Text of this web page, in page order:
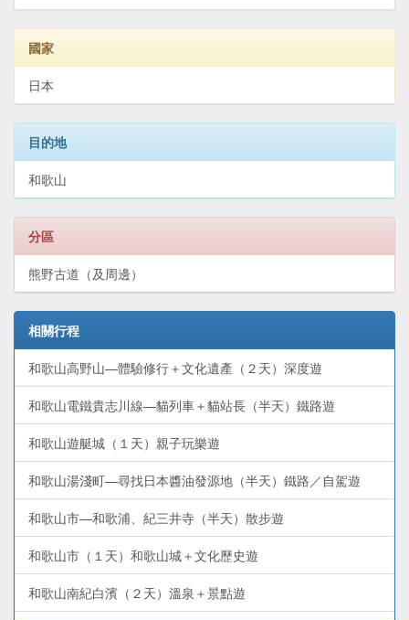
國家
日本
目的地
和歌山
分區
熊野古道（及周邊）
相關行程
和歌山高野山—體驗修行＋文化遺產（２天）深度遊
和歌山電鐵貴志川線—貓列車＋貓站長（半天）鐵路遊
和歌山遊艇城（１天）親子玩樂遊
和歌山湯淺町—尋找日本醬油發源地（半天）鐵路／自駕遊
和歌山市—和歌浦、紀三井寺（半天）散步遊
和歌山市（１天）和歌山城＋文化歷史遊
和歌山南紀白濱（２天）溫泉＋景點遊